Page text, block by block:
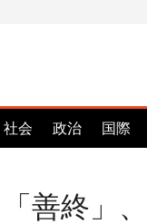
社会 政治 国際
善終」